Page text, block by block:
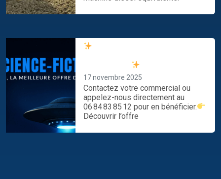
17 novembre 2025
Contactez votre commercial ou
appelez-nous directement au
06 84 83 85 12 pour en bénéficier.
Découvrir l’offre